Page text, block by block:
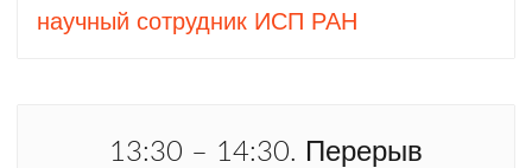
научный сотрудник ИСП РАН
13:30 – 14:30. Перерыв